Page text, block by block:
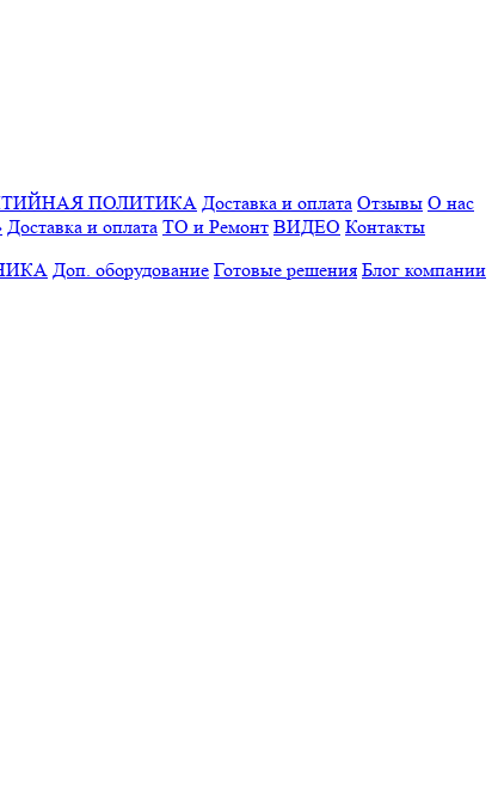
ПОЛИТИКА Доставка и оплата Отзывы О нас
Доставка и оплата ТО и Ремонт ВИДЕО Контакты
Доп. оборудование Готовые решения Блог компании